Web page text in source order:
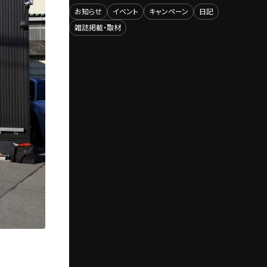
お知らせ イベント キャンペーン
日記
雑誌掲載・取材